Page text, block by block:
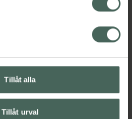
Tillåt alla
Tillåt urval
så vissa avvikelser kan
oss gärna om du har frågor.